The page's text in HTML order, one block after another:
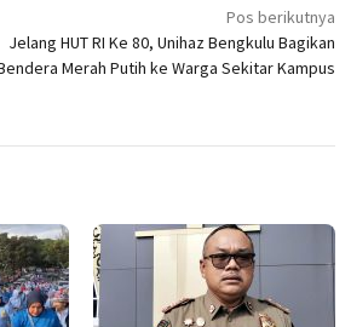
Pos berikutnya
Jelang HUT RI Ke 80, Unihaz Bengkulu Bagikan
Merah Putih ke Warga Sekitar Kampus